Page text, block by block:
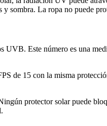
La ropa no puede
Este número es una
de 15 con la misma
protector solar puede